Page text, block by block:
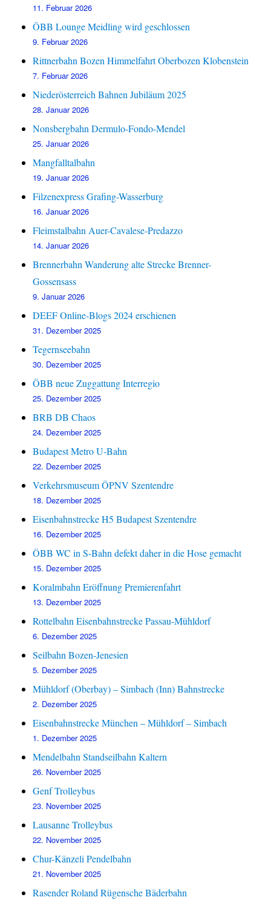
11. Februar 2026
ÖBB Lounge Meidling wird geschlossen
9. Februar 2026
Rittnerbahn Bozen Himmelfahrt Oberbozen Klobenstein
7. Februar 2026
Niederösterreich Bahnen Jubiläum 2025
28. Januar 2026
Nonsbergbahn Dermulo-Fondo-Mendel
25. Januar 2026
Mangfalltalbahn
19. Januar 2026
Filzenexpress Grafing-Wasserburg
16. Januar 2026
Fleimstalbahn Auer-Cavalese-Predazzo
14. Januar 2026
Brennerbahn Wanderung alte Strecke Brenner-
Gossensass
9. Januar 2026
DEEF Online-Blogs 2024 erschienen
31. Dezember 2025
Tegernseebahn
30. Dezember 2025
ÖBB neue Zuggattung Interregio
25. Dezember 2025
BRB DB Chaos
24. Dezember 2025
Budapest Metro U-Bahn
22. Dezember 2025
Verkehrsmuseum ÖPNV Szentendre
18. Dezember 2025
Eisenbahnstrecke H5 Budapest Szentendre
16. Dezember 2025
ÖBB WC in S-Bahn defekt daher in die Hose gemacht
15. Dezember 2025
Koralmbahn Eröffnung Premierenfahrt
13. Dezember 2025
Rottelbahn Eisenbahnstrecke Passau-Mühldorf
6. Dezember 2025
Seilbahn Bozen-Jenesien
5. Dezember 2025
Mühldorf (Oberbay) – Simbach (Inn) Bahnstrecke
2. Dezember 2025
Eisenbahnstrecke München – Mühldorf – Simbach
1. Dezember 2025
Mendelbahn Standseilbahn Kaltern
26. November 2025
Genf Trolleybus
23. November 2025
Lausanne Trolleybus
22. November 2025
Chur-Känzeli Pendelbahn
21. November 2025
Rasender Roland Rügensche Bäderbahn